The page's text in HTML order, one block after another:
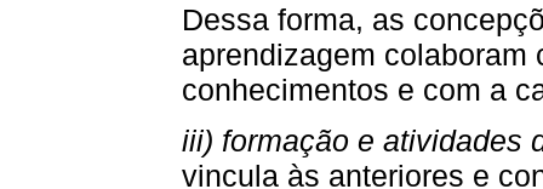
Dessa forma, as
aprendizagem colaboram
conhecimentos e com a
iii) formação e atividades
vincula às anteriores e